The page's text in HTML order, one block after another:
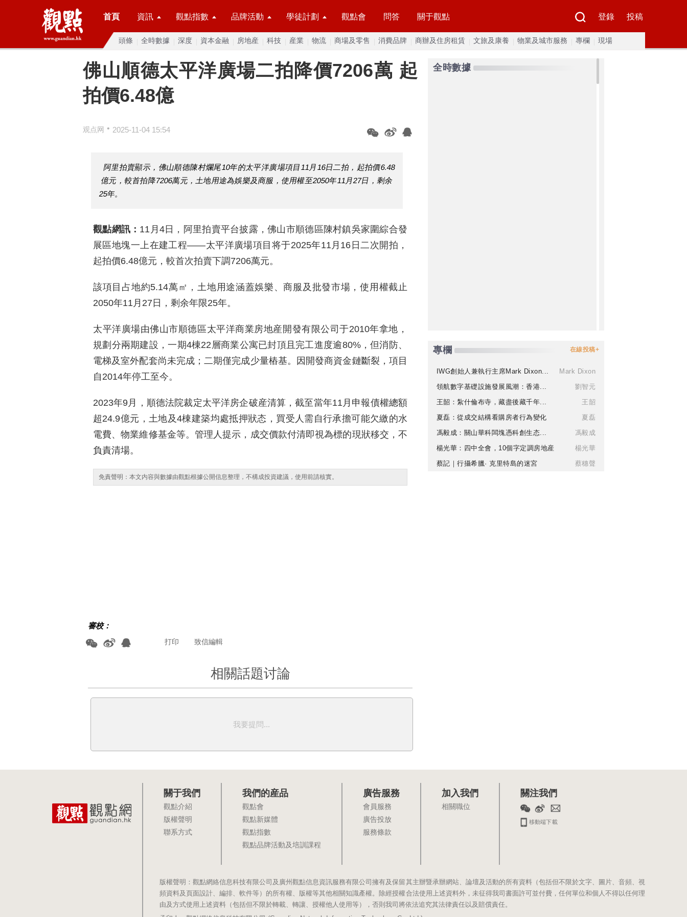
首頁 資訊 觀點指數 品牌活動 學徒計劃 觀點會 問答 關于觀點 登錄 投稿
頭條 全時數據 深度 資本金融 房地産 科技 産業 物流 商場及零售 消費品牌 商辦及住房租賃 文旅及康養 物業及城市服務 專欄 現場
佛山順德太平洋廣場二拍降價7206萬 起
拍價6.48億
观点网 • 2025-11-04 15:54
阿里拍賣顯示，佛山順德陳村爛尾10年的太平洋廣場項目11月16日二拍，起拍價6.48
億元，較首拍降7206萬元，土地用途為娛樂及商服，使用權至2050年11月27日，剩余
25年。
觀點網訊： 11月4日，阿里拍賣平台披露，佛山市順德區陳村鎮吳家圍綜合發
展區地塊一上在建工程——太平洋廣場項目将于2025年11月16日二次開拍，
起拍價6.48億元，較首次拍賣下調7206萬元。
該項目占地約5.14萬㎡，土地用途涵蓋娛樂、商服及批發市場，使用權截止
2050年11月27日，剩余年限25年。
太平洋廣場由佛山市順德區太平洋商業房地産開發有限公司于2010年拿地，
規劃分兩期建設，一期4棟22層商業公寓已封頂且完工進度逾80%，但消防、
電梯及室外配套尚未完成；二期僅完成少量樁基。因開發商資金鏈斷裂，項目
自2014年停工至今。
2023年9月，順德法院裁定太平洋房企破産清算，截至當年11月申報債權總額
超24.9億元，土地及4棟建築均處抵押狀态，買受人需自行承擔可能欠繳的水
電費、物業維修基金等。管理人提示，成交價款付清即視為標的現狀移交，不
負責清場。
免責聲明：本文内容與數據由觀點根據公開信息整理，不構成投資建議，使用前請核實。
審校：
致信編輯
打印
相關話題讨論
我要提問...
全時數據
專欄 在線投稿+
IWG創始人兼執行主席Mark Dixon...
Mark Dixon
領航數字基礎設施發展風潮：香港...
劉智元
王韶：紮什倫布寺，藏盡後藏千年...
王韶
夏磊：從成交結構看購房者行為變化
夏磊
馮毅成：關山華科闆塊憑科創生态...
馮毅成
楊光華：四中全會，10個字定調房地産
楊光華
蔡記｜行攝希臘· 克里特島的迷宮
蔡穗聲
關于我們
觀點介紹
版權聲明
聯系方式
我們的産品
觀點會
觀點新媒體
觀點指數
觀點品牌活動及培訓課程
廣告服務
會員服務
廣告投放
服務條款
加入我們
相關職位
關注我們
移動端下載
版權聲明：觀點網絡信息科技有限公司及廣州觀點信息資訊服務有限公司擁有及保留其主辦暨承辦網站、論壇及活動的所有資料（包括但不限於文字、圖片、音頻、視
頻資料及頁面設計、編排、軟件等）的所有權、版權等其他相關知識產權。除經授權合法使用上述資料外，未征得我司書面許可並付費，任何單位和個人不得以任何理
由及方式使用上述資料（包括但不限於轉載、轉讓、授權他人使用等），否則我司將依法追究其法律責任以及賠償責任。